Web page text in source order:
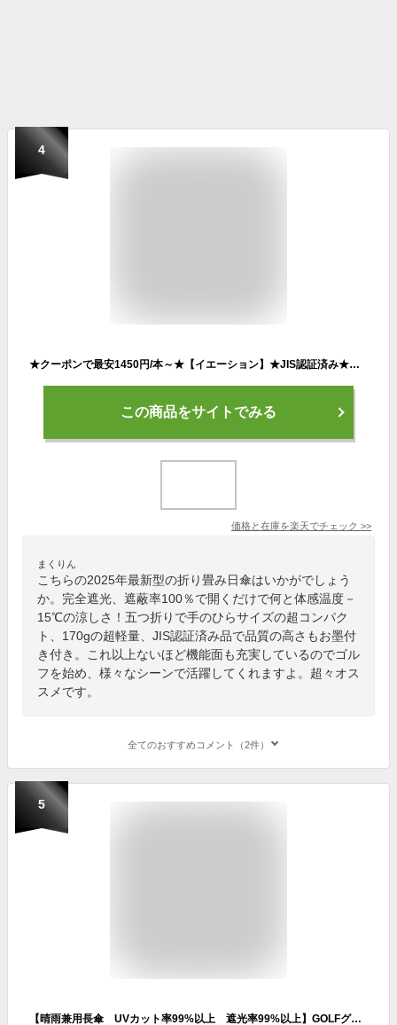
4
★クーポンで最安1450円/本～★【イエーション】★JIS認証済み★手のひらサイズ 日傘 五つ折り ミニ日傘 折りたたみ 完全遮光 超軽量 170g 折りたたみ傘 晴雨兼用傘 折り畳み傘 レディース 遮光率100％ 日焼け対策 遮蔽率100％ 遮熱 撥水 uvカット
この商品をサイトでみる
価格と在庫を楽天でチェック >>
まくりん
こちらの2025年最新型の折り畳み日傘はいかがでしょう
か。完全遮光、遮蔽率100％で開くだけで何と体感温度－
15℃の涼しさ！五つ折りで手のひらサイズの超コンパク
ト、170gの超軽量、JIS認証済み品で品質の高さもお墨付
き付き。これ以上ないほど機能面も充実しているのでゴル
フを始め、様々なシーンで活躍してくれますよ。超々オス
スメです。
全てのおすすめコメント（2件）
5
【晴雨兼用長傘 UVカット率99%以上 遮光率99%以上】GOLFグリップ装着傘 65cm手開き傘《UVブラックコーティング/グラスファイバー骨》送料無料 傘内の温度上昇を軽減 涼しい 大きい 丈夫 プレゼント 無料ラッピング